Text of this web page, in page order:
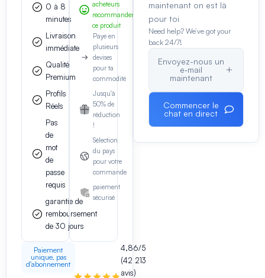
0 à 8
minutes
Livraison
immédiate
Qualité
Premium
Profils
Réels
Pas
de
mot
de
passe
requis
garantie de
remboursement
de 30 jours
acheteurs
recommandent
ce produit
Paye en
plusieurs
devises
pour ta
commodité
Jusqu'à
50% de
réduction
!
Sélection
du pays
pour votre
commande
paiement
sécurisé
Paiement
unique, pas
d'abonnement
4,86/5
(42 213
avis)
maintenant on est là
pour toi
Need help? We’ve got your
back 24/7!
Envoyez-nous un
e‑mail
maintenant
Commencer le
chat en direct